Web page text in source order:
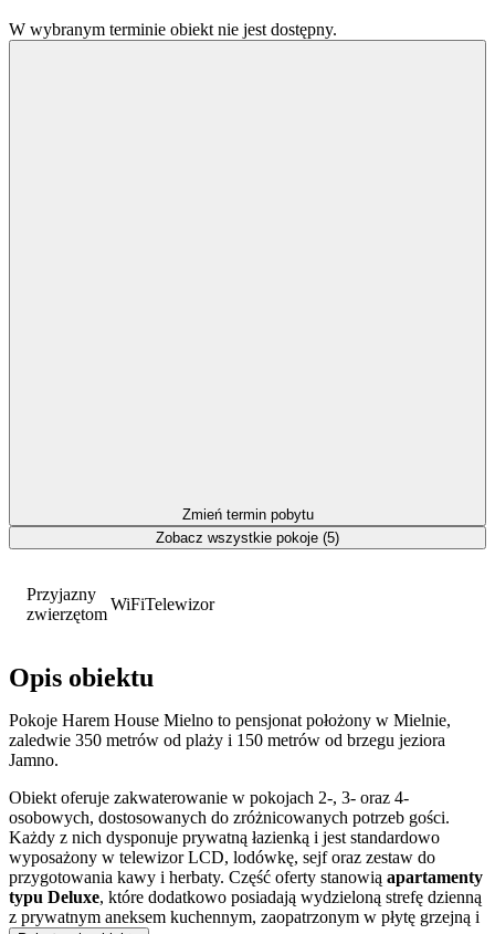
Przyjazny
zwierzętom
WiFiTelewizor
Opis obiektu
Pokoje Harem House Mielno to pensjonat położony w Mielnie,
zaledwie 350 metrów od plaży i 150 metrów od brzegu jeziora
Jamno.
Obiekt oferuje zakwaterowanie w pokojach 2-, 3- oraz 4-
osobowych, dostosowanych do zróżnicowanych potrzeb gości.
Każdy z nich dysponuje prywatną łazienką i jest standardowo
wyposażony w telewizor LCD, lodówkę, sejf oraz zestaw do
przygotowania kawy i herbaty. Część oferty stanowią apartamenty
typu Deluxe, które dodatkowo posiadają wydzieloną strefę dzienną
z prywatnym aneksem kuchennym, zaopatrzonym w płytę grzejną i
W wybranym terminie obiekt nie jest dostępny.
Zmień termin pobytu
Zobacz wszystkie pokoje (5)